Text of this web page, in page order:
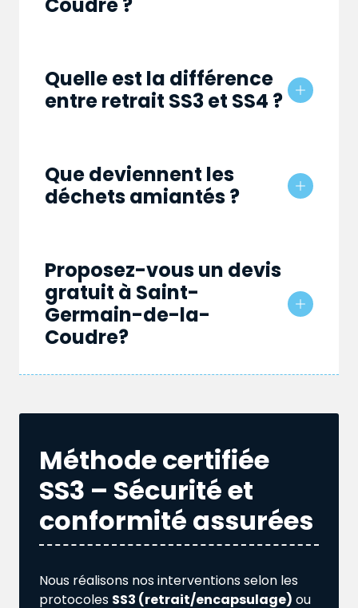
Coudre ?
Quelle est la différence
entre retrait SS3 et SS4 ?
Que deviennent les
déchets amiantés ?
Proposez-vous un devis
gratuit à Saint-
Germain-de-la-
Coudre?
Méthode certifiée
SS3 – Sécurité et
conformité assurées
Nous réalisons nos interventions selon les
protocoles SS3 (retrait/encapsulage) ou